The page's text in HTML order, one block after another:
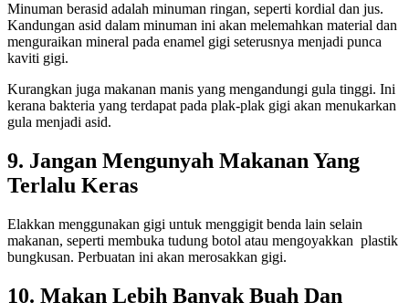
Minuman berasid adalah minuman ringan, seperti kordial dan jus.
Kandungan asid dalam minuman ini akan melemahkan material dan
menguraikan mineral pada enamel gigi seterusnya menjadi punca
kaviti gigi.
Kurangkan juga makanan manis yang mengandungi gula tinggi. Ini
kerana bakteria yang terdapat pada plak-plak gigi akan menukarkan
gula menjadi asid.
9. Jangan Mengunyah Makanan Yang
Terlalu Keras
Elakkan menggunakan gigi untuk menggigit benda lain selain
makanan, seperti membuka tudung botol atau mengoyakkan plastik
bungkusan. Perbuatan ini akan merosakkan gigi.
10. Makan Lebih Banyak Buah Dan